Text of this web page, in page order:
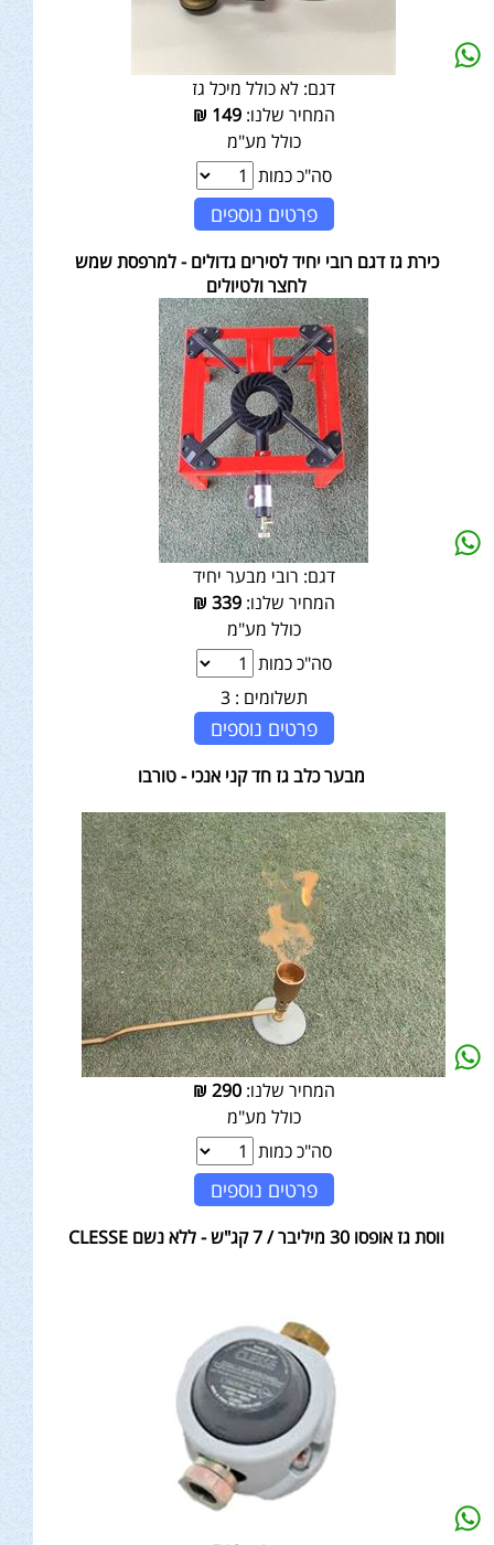
דגם: לא כולל מיכל גז
המחיר שלנו:149
₪
כולל מע"מ
סה"כ כמות
פרטים נוספים
כירת גז דגם רובי יחיד לסירים גדולים - למרפסת שמש
לחצר ולטיולים
דגם: רובי מבער יחיד
המחיר שלנו:339
₪
כולל מע"מ
סה"כ כמות
תשלומים : 3
פרטים נוספים
מבער כלב גז חד קני אנכי - טורבו
המחיר שלנו:290
₪
כולל מע"מ
סה"כ כמות
פרטים נוספים
ווסת גז אופסו 30 מיליבר / 7 קג"ש - ללא נשם CLESSE